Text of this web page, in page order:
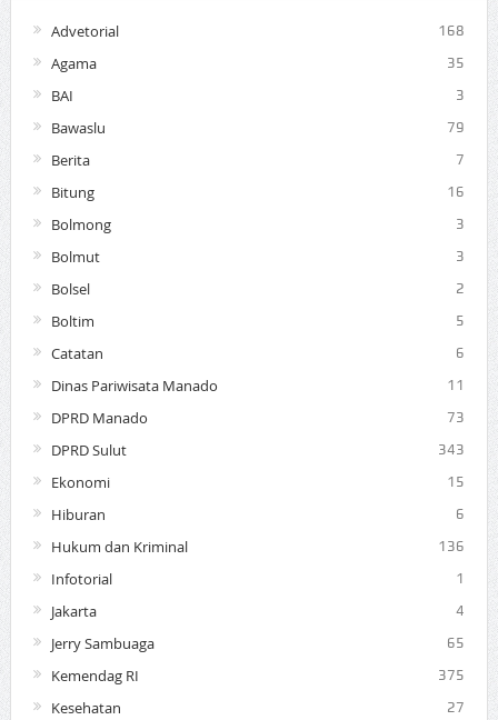
Advetorial 168
Agama 35
BAI 3
Bawaslu 79
Berita 7
Bitung 16
Bolmong 3
Bolmut 3
Bolsel 2
Boltim 5
Catatan 6
Dinas Pariwisata Manado 11
DPRD Manado 73
DPRD Sulut 343
Ekonomi 15
Hiburan 6
Hukum dan Kriminal 136
Infotorial 1
Jakarta 4
Jerry Sambuaga 65
Kemendag RI 375
Kesehatan 27